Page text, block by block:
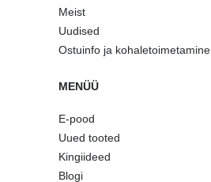
Meist
Uudised
Ostuinfo ja kohaletoimetamine
MENÜÜ
E-pood
Uued tooted
Kingiideed
Blogi